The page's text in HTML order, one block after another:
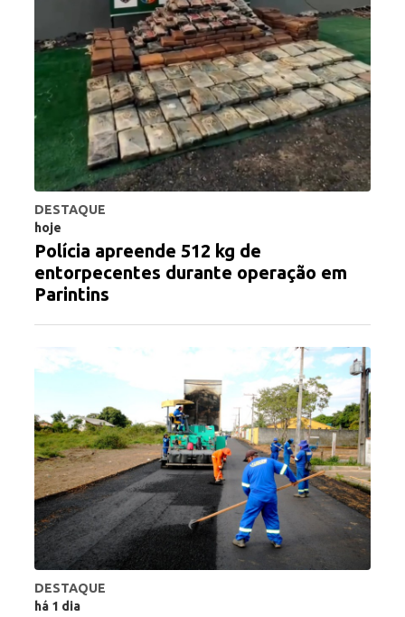
DESTAQUE
hoje
Polícia apreende 512 kg de
entorpecentes durante operação em
Parintins
DESTAQUE
há 1 dia